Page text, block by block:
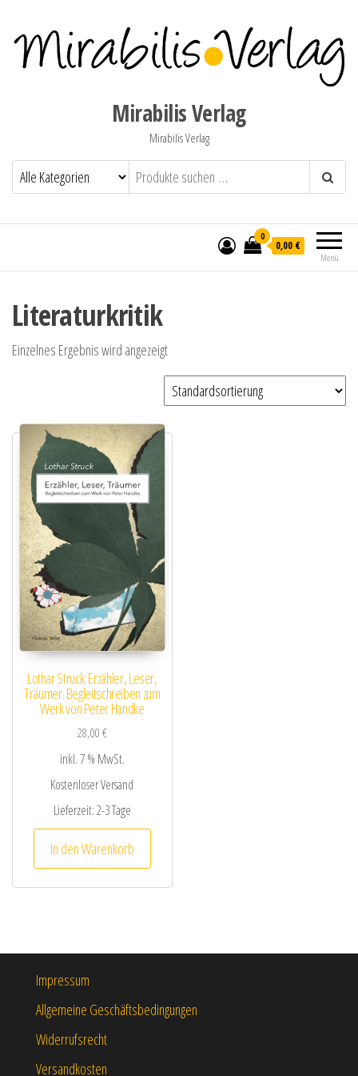
Mirabilis Verlag
Mirabilis Verlag
Menü
0
0,00 €
Literaturkritik
Einzelnes Ergebnis wird angezeigt
Lothar Struck: Erzähler, Leser,
Träumer. Begleitschreiben zum
Werk von Peter Handke
28,00€
inkl. 7 % MwSt.
Kostenloser Versand
Lieferzeit:2-3 Tage
In den Warenkorb
Impressum
Allgemeine Geschäftsbedingungen
Widerrufsrecht
Versandkosten